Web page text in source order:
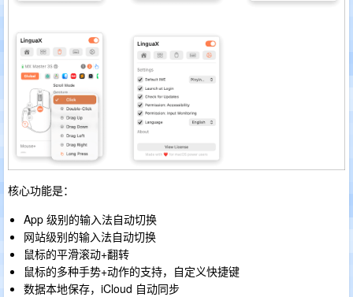
核心功能是：
App 级别的输入法自动切换
网站级别的输入法自动切换
鼠标的平滑滚动+翻转
鼠标的多种手势+动作的支持，自定义快捷键
数据本地保存，iCloud 自动同步